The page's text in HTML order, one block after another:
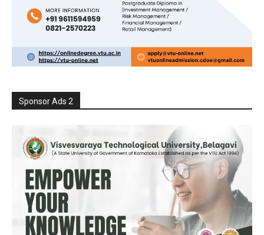
Sponsor Ads 2